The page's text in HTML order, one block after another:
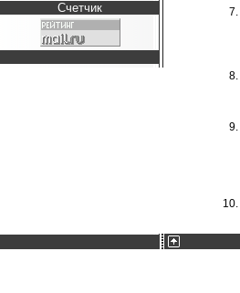
Счетчик